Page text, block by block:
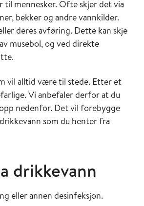
til mennesker. Ofte skjer det via
bekker og andre vannkilder.
deres avføring. Dette kan skje
musebol, og ved direkte
vil alltid være til stede. Etter et
Vi anbefaler derfor at du
nedenfor. Det vil forebygge
som du henter fra
drikkevann
eller annen desinfeksjon.